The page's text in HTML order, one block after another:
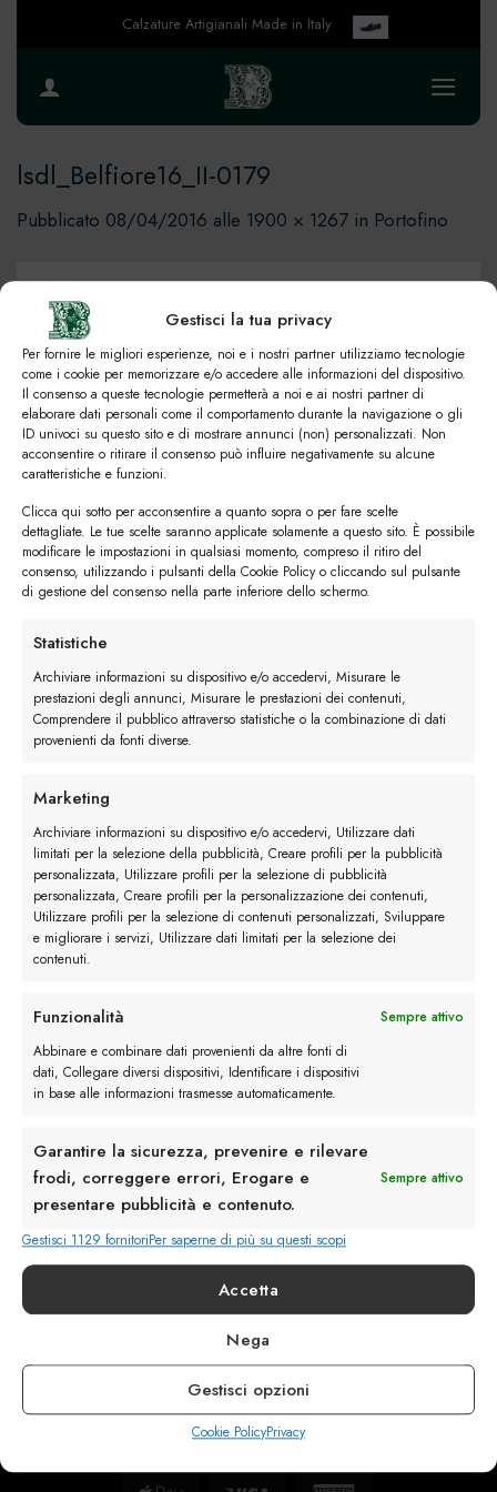
Gestisci la tua privacy
Per fornire le migliori esperienze, noi e i nostri partner utilizziamo tecnologie
come i cookie per memorizzare e/o accedere alle informazioni del dispositivo.
Il consenso a queste tecnologie permetterà a noi e ai nostri partner di
elaborare dati personali come il comportamento durante la navigazione o gli
ID univoci su questo sito e di mostrare annunci (non) personalizzati. Non
acconsentire o ritirare il consenso può influire negativamente su alcune
caratteristiche e funzioni.
Clicca qui sotto per acconsentire a quanto sopra o per fare scelte
dettagliate. Le tue scelte saranno applicate solamente a questo sito. È possibile
modificare le impostazioni in qualsiasi momento, compreso il ritiro del
consenso, utilizzando i pulsanti della Cookie Policy o cliccando sul pulsante
di gestione del consenso nella parte inferiore dello schermo.
Statistiche
Archiviare informazioni su dispositivo e/o accedervi, Misurare le
prestazioni degli annunci, Misurare le prestazioni dei contenuti,
Comprendere il pubblico attraverso statistiche o la combinazione di dati
provenienti da fonti diverse.
Marketing
Archiviare informazioni su dispositivo e/o accedervi, Utilizzare dati
limitati per la selezione della pubblicità, Creare profili per la pubblicità
personalizzata, Utilizzare profili per la selezione di pubblicità
personalizzata, Creare profili per la personalizzazione dei contenuti,
Utilizzare profili per la selezione di contenuti personalizzati, Sviluppare
e migliorare i servizi, Utilizzare dati limitati per la selezione dei
contenuti.
Funzionalità
Sempre attivo
Abbinare e combinare dati provenienti da altre fonti di
dati, Collegare diversi dispositivi, Identificare i dispositivi
in base alle informazioni trasmesse automaticamente.
Garantire la sicurezza, prevenire e rilevare
frodi, correggere errori, Erogare e
presentare pubblicità e contenuto.
Sempre attivo
Gestisci 1129 fornitoriPer saperne di più su questi scopi
Accetta
Nega
Gestisci opzioni
Cookie PolicyPrivacy
Calzature Artigianali Made in Italy
lsdl_Belfiore16_II-0179
Pubblicato 08/04/2016 alle 1900 × 1267 in Portofino
Successivo
Lascia un commento
info@calzaturebelfiore.com
+39 02 468042
MI 20145 • Milano
Via Belfiore 9
Termini e Condizioni
Spedizioni
Privacy